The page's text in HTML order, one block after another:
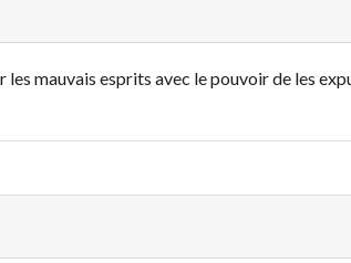
mauvais esprits avec le pouvoir de les